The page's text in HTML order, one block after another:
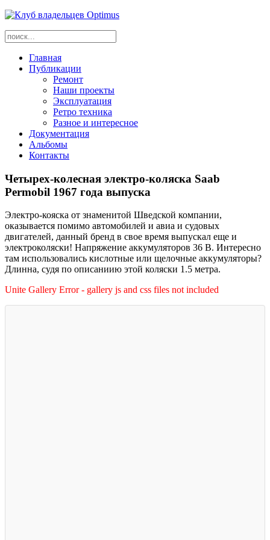
Главная
Публикации
Ремонт
Наши проекты
Эксплуатация
Ретро техника
Разное и интересное
Документация
Альбомы
Контакты
Четырех-колесная электро-коляска Saab
Permobil 1967 года выпуска
Электро-кояска от знаменитой Шведской компании,
оказывается помимо автомобилей и авиа и судовых
двигателей, данный бренд в свое время выпускал еще и
электроколяски! Напряжение аккумуляторов 36 В. Интересно
там использовались кислотные или щелочные аккумуляторы?
Длинна, судя по описаниию этой коляски 1.5 метра.
Unite Gallery Error - gallery js and css files not included